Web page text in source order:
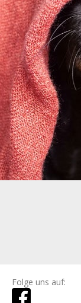
Folge uns auf: